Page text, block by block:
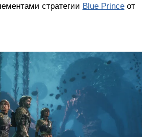
стратегии Blue Princeот